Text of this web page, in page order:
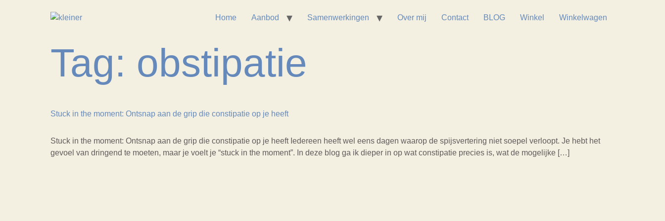
Home Aanbod Samenwerkingen Over mij Contact BLOG Winkel Winkelwagen
Tag: obstipatie
Stuck in the moment: Ontsnap aan de grip die constipatie op je heeft
Stuck in the moment: Ontsnap aan de grip die constipatie op je heeft Iedereen heeft wel eens dagen waarop de spijsvertering niet soepel verloopt. Je hebt het
gevoel van dringend te moeten, maar je voelt je “stuck in the moment”. In deze blog ga ik dieper in op wat constipatie precies is, wat de mogelijke […]